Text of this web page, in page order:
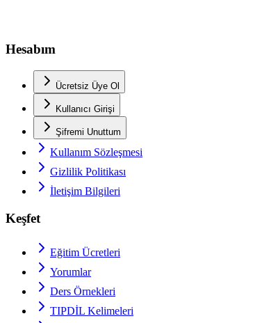
Hesabım
Ücretsiz Üye Ol
Kullanıcı Girişi
Şifremi Unuttum
Kullanım Sözleşmesi
Gizlilik Politikası
İletişim Bilgileri
Keşfet
Eğitim Ücretleri
Yorumlar
Ders Örnekleri
TIPDİL Kelimeleri